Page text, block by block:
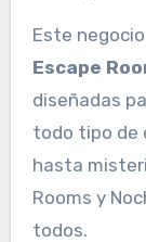
Este
Escape
diseñadas
todo tipo de
hasta
Rooms y
todos.